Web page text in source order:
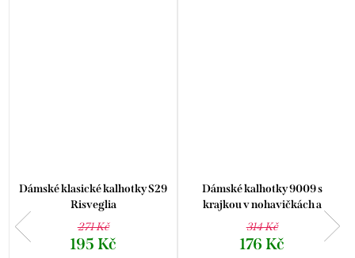
Dámské klasické kalhotky S29
Risveglia
271 Kč
195 Kč
Dámské kalhotky 9009 s
krajkou v nohavičkách a
ozdobným lemem
314 Kč
176 Kč